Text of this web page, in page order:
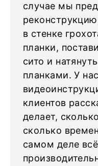
случае мы
в стенке
планки,
сито и
планками. У
клиентов
делает,
сколько
самом деле